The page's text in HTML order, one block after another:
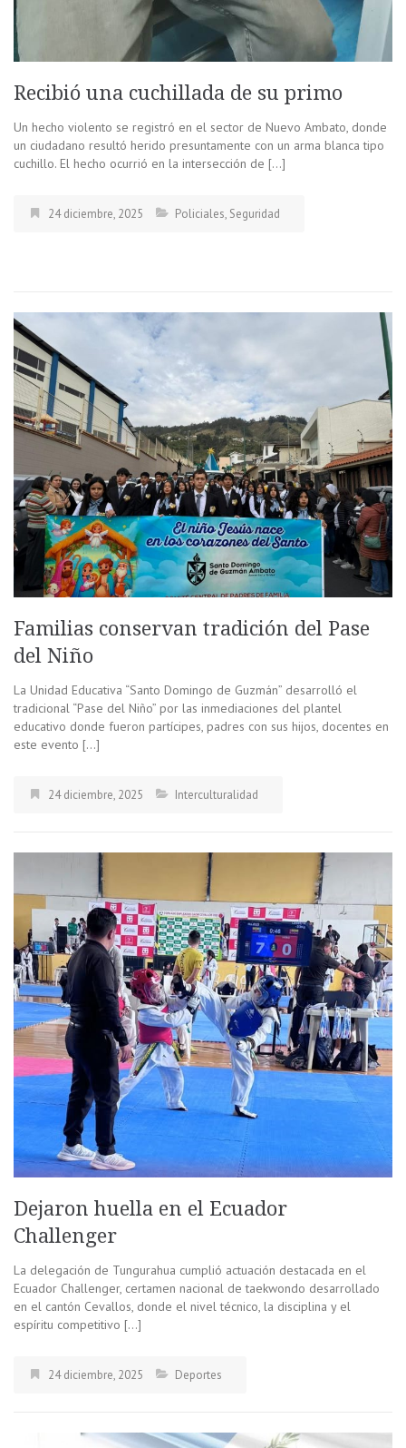
Recibió una cuchillada de su primo
Un hecho violento se registró en el sector de Nuevo Ambato, donde
un ciudadano resultó herido presuntamente con un arma blanca tipo
cuchillo. El hecho ocurrió en la intersección de […]
24 diciembre, 2025 Policiales, Seguridad
Familias conservan tradición del Pase
del Niño
La Unidad Educativa “Santo Domingo de Guzmán” desarrolló el
tradicional “Pase del Niño” por las inmediaciones del plantel
educativo donde fueron partícipes, padres con sus hijos, docentes en
este evento […]
24 diciembre, 2025 Interculturalidad
Dejaron huella en el Ecuador
Challenger
La delegación de Tungurahua cumplió actuación destacada en el
Ecuador Challenger, certamen nacional de taekwondo desarrollado
en el cantón Cevallos, donde el nivel técnico, la disciplina y el
espíritu competitivo […]
24 diciembre, 2025 Deportes